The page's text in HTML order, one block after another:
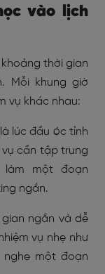
vào lịch
thời gian
Mỗi khung giờ
vụ khác nhau:
lúc đầu óc tỉnh
cần tập trung
một đoạn
ngắn.
gian ngắn và dễ
vụ nhẹ như
một đoạn